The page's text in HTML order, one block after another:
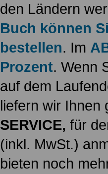
den Ländern
Buch können
bestellen. Im
Prozent. Wenn
auf dem
liefern wir
SERVICE, für
(inkl. MwSt.)
bieten noch